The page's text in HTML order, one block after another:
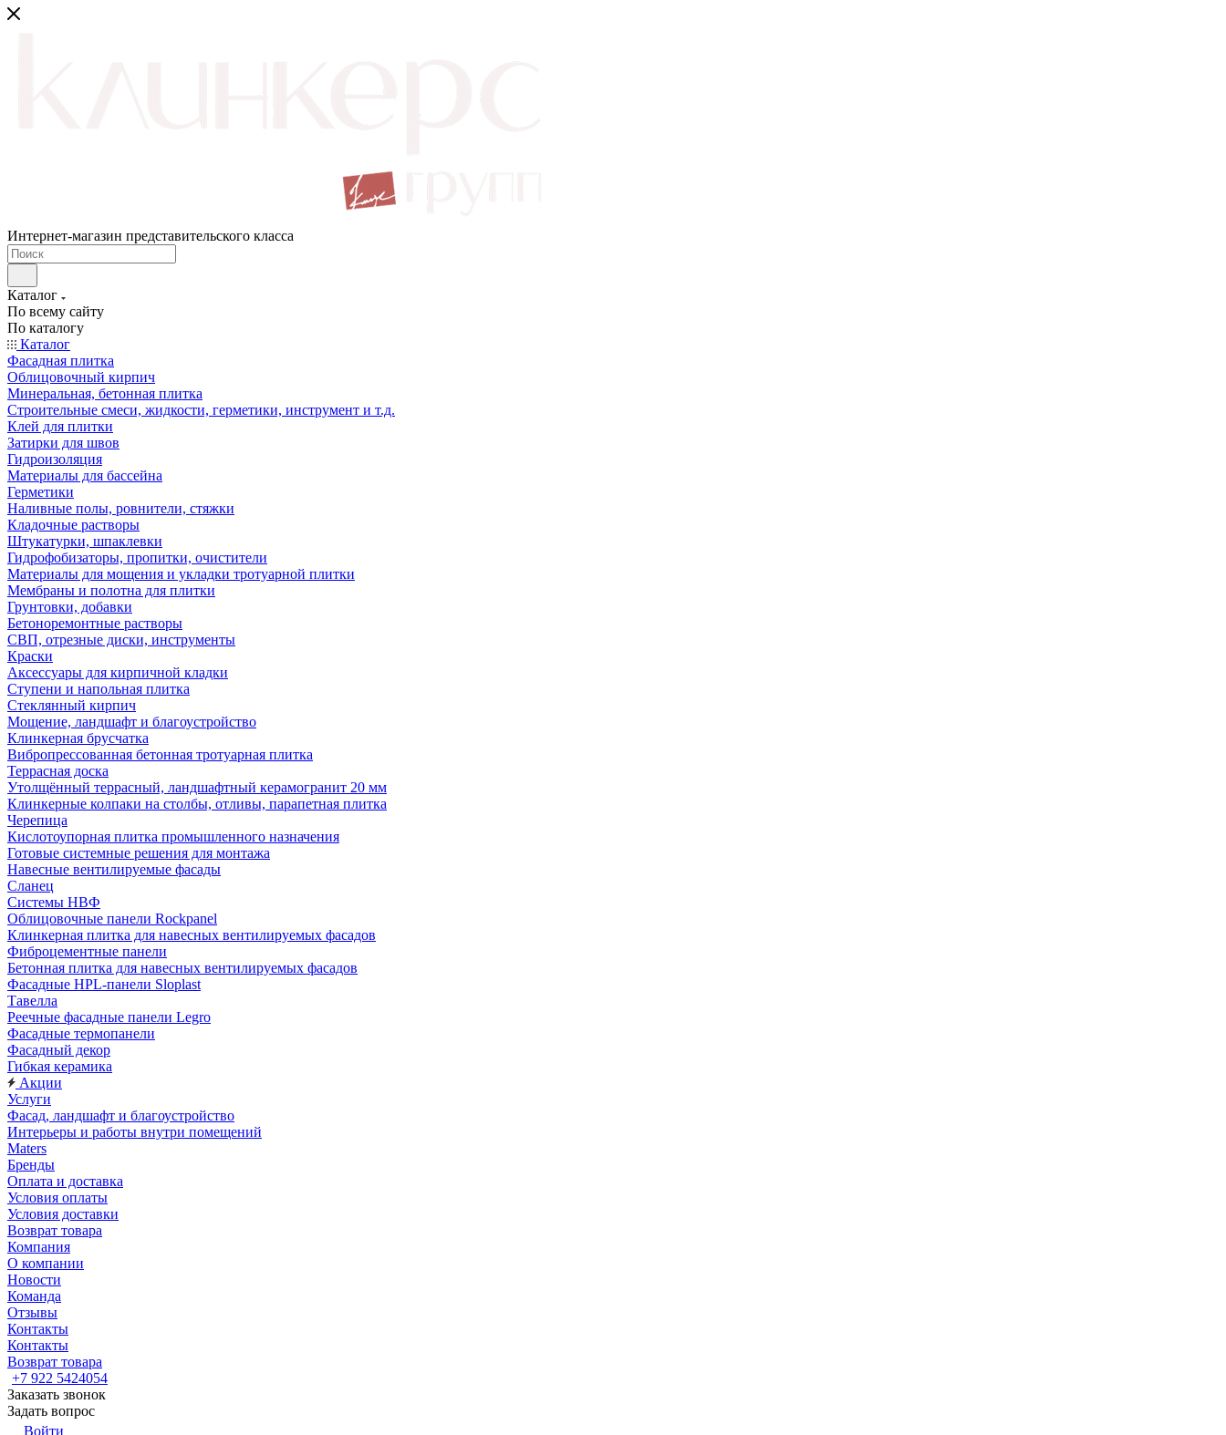
Интернет-магазин представительского класса
Каталог
По всему сайту
По каталогу
Каталог
Фасадная плитка
Облицовочный кирпич
Минеральная, бетонная плитка
Строительные смеси, жидкости, герметики, инструмент и т.д.
Клей для плитки
Затирки для швов
Гидроизоляция
Материалы для бассейна
Герметики
Наливные полы, ровнители, стяжки
Кладочные растворы
Штукатурки, шпаклевки
Гидрофобизаторы, пропитки, очистители
Материалы для мощения и укладки тротуарной плитки
Мембраны и полотна для плитки
Грунтовки, добавки
Бетоноремонтные растворы
СВП, отрезные диски, инструменты
Краски
Аксессуары для кирпичной кладки
Ступени и напольная плитка
Cтеклянный кирпич
Мощение, ландшафт и благоустройство
Клинкерная брусчатка
Вибропрессованная бетонная тротуарная плитка
Террасная доска
Утолщённый террасный, ландшафтный керамогранит 20 мм
Клинкерные колпаки на столбы, отливы, парапетная плитка
Черепица
Кислотоупорная плитка промышленного назначения
Готовые системные решения для монтажа
Навесные вентилируемые фасады
Сланец
Системы НВФ
Облицовочные панели Rockpanel
Клинкерная плитка для навесных вентилируемых фасадов
Фиброцементные панели
Бетонная плитка для навесных вентилируемых фасадов
Фасадные HPL-панели Sloplast
Тавелла
Реечные фасадные панели Legro
Фасадные термопанели
Фасадный декор
Гибкая керамика
Акции
Услуги
Фасад, ландшафт и благоустройство
Интерьеры и работы внутри помещений
Maters
Бренды
Оплата и доставка
Условия оплаты
Условия доставки
Возврат товара
Компания
О компании
Новости
Команда
Отзывы
Контакты
Контакты
Возврат товара
+7 922 5424054
Заказать звонок
Задать вопрос
Войти